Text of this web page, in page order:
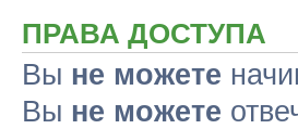
ПРАВА ДОСТУПА
Вы не можете
Вы не можете